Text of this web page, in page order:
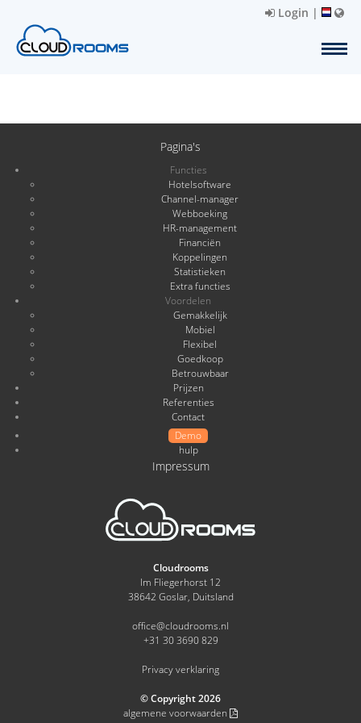
Login |
Pagina's
Functies
Hotelsoftware
Channel-manager
Webboeking
HR-management
Financiën
Koppelingen
Statistieken
Extra functies
Voordelen
Gemakkelijk
Mobiel
Flexibel
Goedkoop
Betrouwbaar
Prijzen
Referenties
Contact
Demo
hulp
Impressum
Cloudrooms
Im Fliegerhorst 12
38642 Goslar, Duitsland
office@cloudrooms.nl
+31 30 3690 829
Privacy verklaring
© Copyright 2026
algemene voorwaarden